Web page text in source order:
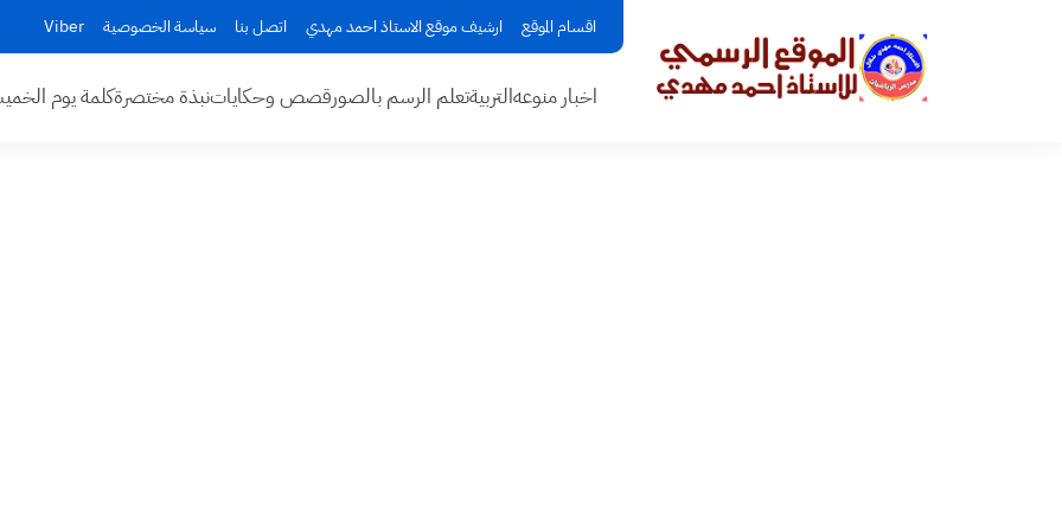
اقسام الموقع ارشيف موقع الاستاذ احمد مهدي اتصل بنا سياسة الخصوصية Viber
اخبار منوعهالتربيةتعلم الرسم بالصورقصص وحكاياتنبذة مختصرةكلمة يوم